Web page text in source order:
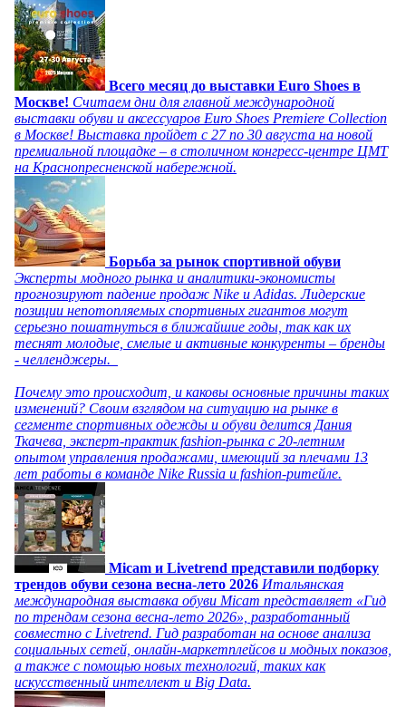
Всего месяц до выставки Euro Shoes в
Москве! Считаем дни для главной международной
выставки обуви и аксессуаров Euro Shoes Premiere Collection
в Москве! Выставка пройдет с 27 по 30 августа на новой
премиальной площадке – в столичном конгресс-центре ЦМТ
на Краснопресненской набережной.
Борьба за рынок спортивной обуви
Эксперты модного рынка и аналитики-экономисты
прогнозируют падение продаж Nike и Adidas. Лидерские
позиции непотопляемых спортивных гигантов могут
серьезно пошатнуться в ближайшие годы, так как их
теснят молодые, смелые и активные конкуренты – бренды
- челленджеры.
Почему это происходит, и каковы основные причины таких
изменений? Своим взглядом на ситуацию на рынке в
сегменте спортивных одежды и обуви делится Дания
Ткачева, эксперт-практик fashion-рынка с 20-летним
опытом управления продажами, имеющий за плечами 13
лет работы в команде Nike Russia и fashion-ритейле.
Micam и Livetrend представили подборку
трендов обуви сезона весна-лето 2026 Итальянская
международная выставка обуви Micam представляет «Гид
по трендам сезона весна-лето 2026», разработанный
совместно с Livetrend. Гид разработан на основе анализа
социальных сетей, онлайн-маркетплейсов и модных показов,
а также с помощью новых технологий, таких как
искусственный интеллект и Big Data.